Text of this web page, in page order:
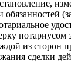
обязанностей
нотариусом
из сторон
сделки